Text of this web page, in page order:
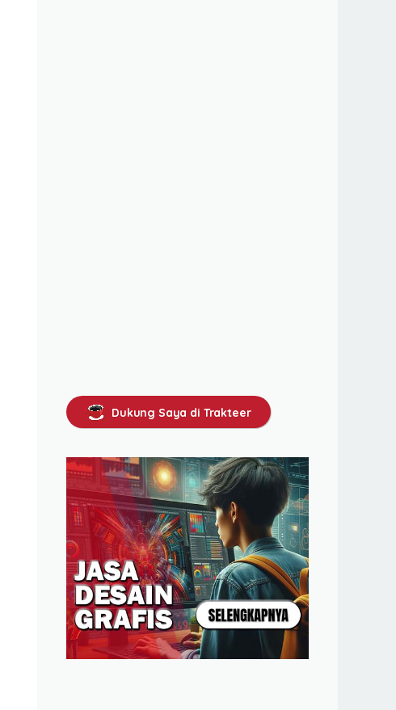
Dukung Saya di Trakteer